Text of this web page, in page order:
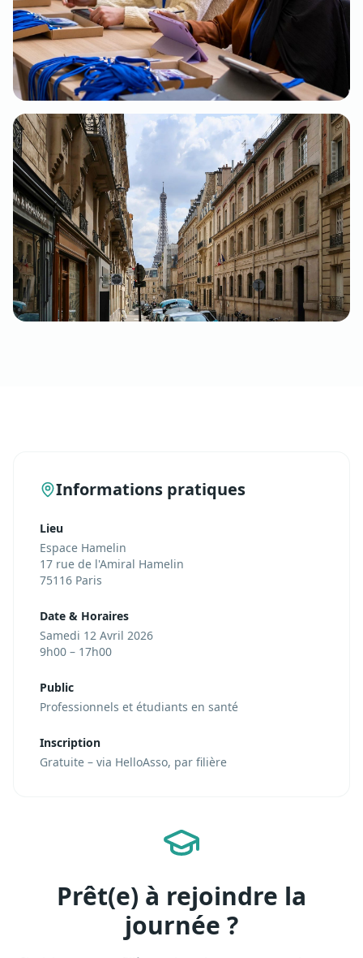
Informations pratiques
Lieu
Espace Hamelin
17 rue de l'Amiral Hamelin
75116 Paris
Date & Horaires
Samedi 12 Avril 2026
9h00 – 17h00
Public
Professionnels et étudiants en santé
Inscription
Gratuite – via HelloAsso, par filière
Prêt(e) à rejoindre la
journée ?